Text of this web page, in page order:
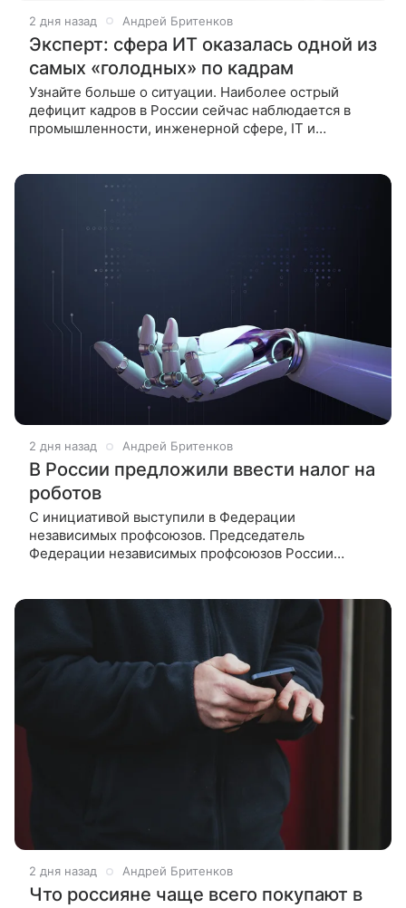
2 дня назад Андрей Бритенков
Эксперт: сфера ИТ оказалась одной из
самых «голодных» по кадрам
Узнайте больше о ситуации. Наиболее острый
дефицит кадров в России сейчас наблюдается в
промышленности, инженерной сфере, IT и
2 дня назад Андрей Бритенков
В России предложили ввести налог на
роботов
С инициативой выступили в Федерации
независимых профсоюзов. Председатель
Федерации независимых профсоюзов России
2 дня назад Андрей Бритенков
Что россияне чаще всего покупают в